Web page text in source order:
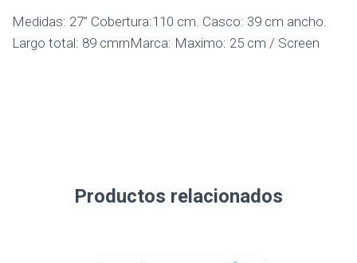
Medidas: 27” Cobertura:110 cm. Casco: 39 cm ancho.
Largo total: 89 cmrnMarca: Maximo: 25 cm / Screen
Productos relacionados